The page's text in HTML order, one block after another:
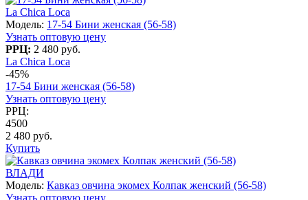
La Chica Loca
Модель: 17-54 Бини женская (56-58)
Узнать оптовую цену
РРЦ: 2 480 руб.
La Chica Loca
-45%
17-54 Бини женская (56-58)
Узнать оптовую цену
РРЦ:
4500
2 480 руб.
Купить
ВЛАДИ
Модель: Кавказ овчина экомех Колпак женский (56-58)
Узнать оптовую цену